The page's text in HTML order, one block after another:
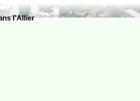
l’Allier